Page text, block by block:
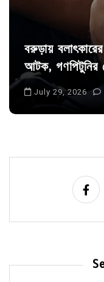
বরুড়ায়
আটক, গণপিটুনির
July 29, 2026